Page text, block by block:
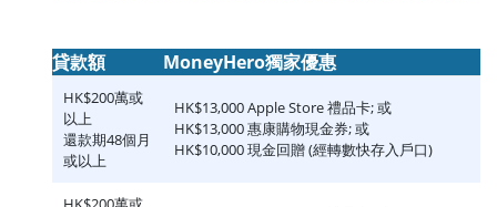
貸款額 MoneyHero獨家優惠
HK$200萬或
以上
還款期48個月
或以上
HK$13,000 Apple Store 禮品卡; 或
HK$13,000 惠康購物現金券; 或
HK$10,000 現金回贈 (經轉數快存入戶口)